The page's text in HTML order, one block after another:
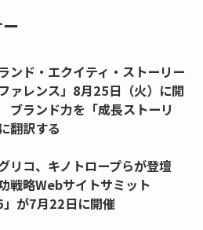
ランド・エクイティ・ストーリー
ァレンス」8月25日（火）に開
ランド力を「成長ストーリ
翻訳する
リコ、キノトロープらが登壇
功戦略Webサイトサミット
が7月22日に開催